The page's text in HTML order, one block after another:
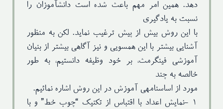
دهد. همین امر مهم باعث شده است دانشآموزان را
نسبت به یادگیری
با این روش بیش از پیش ترغیب نماید. لکن به منظور
آشنایی بیشتر با این همسویی و نیز آگاهی بیشتر از بنیان
آموزشی فینگرمث، بر خود وظیفه دانستیم، به طور
خالصه به چند
مورد از اساسنامهی آموزش در این روش اشاره نمائیم.
۱ -نمایش اعداد با اقتباس از تکنیک “چوب خط” و با